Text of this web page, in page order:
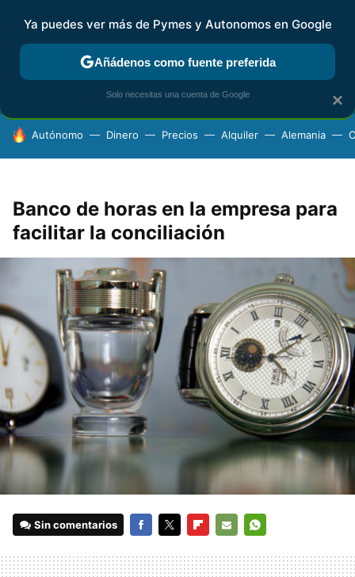
FISCALIDAD Y CONTABILIDAD KIT DIGITAL RENTA
HOY SE HABLA DE
Autónomo Dinero Precios Alquiler Alemania
Banco de horas en la empresa para
facilitar la conciliación
Sin comentarios
MAIL
×
Ya puedes ver más de Pymes y Autonomos en Google
Añádenos como fuente preferida
Solo necesitas una cuenta de Google